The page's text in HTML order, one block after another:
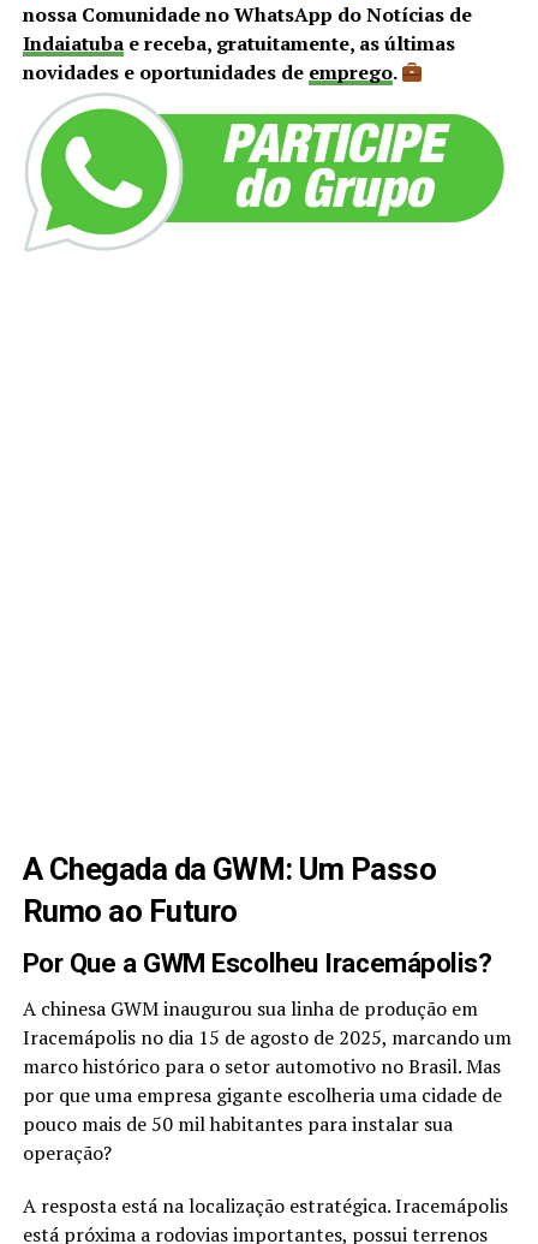
nossa Comunidade no WhatsApp do Notícias de
Indaiatubae receba, gratuitamente, as últimas
novidades e oportunidades de emprego.
A Chegada da GWM: Um Passo
Rumo ao Futuro
Por Que a GWM Escolheu Iracemápolis?
A chinesa GWM inaugurou sua linha de produção em
Iracemápolis no dia 15 de agosto de 2025, marcando um
marco histórico para o setor automotivo no Brasil. Mas
por que uma empresa gigante escolheria uma cidade de
pouco mais de 50 mil habitantes para instalar sua
operação?
A resposta está na localização estratégica. Iracemápolis
está próxima a rodovias importantes, possui terrenos